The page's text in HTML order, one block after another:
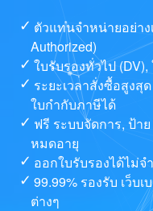
ตัวแทนจำหน่ายอย่าง
Authorized)
ใบรับรองทั่วไป (DV),
ระยะเวลาสั่งซื้อสูงสุ
ใบกำกับภาษีได้
ฟรี ระบบจัดการ, ป้า
หมดอายุ
ออกใบรับรองได้ไม่จ
99.99% รองรับ เว็บ
ต่างๆ